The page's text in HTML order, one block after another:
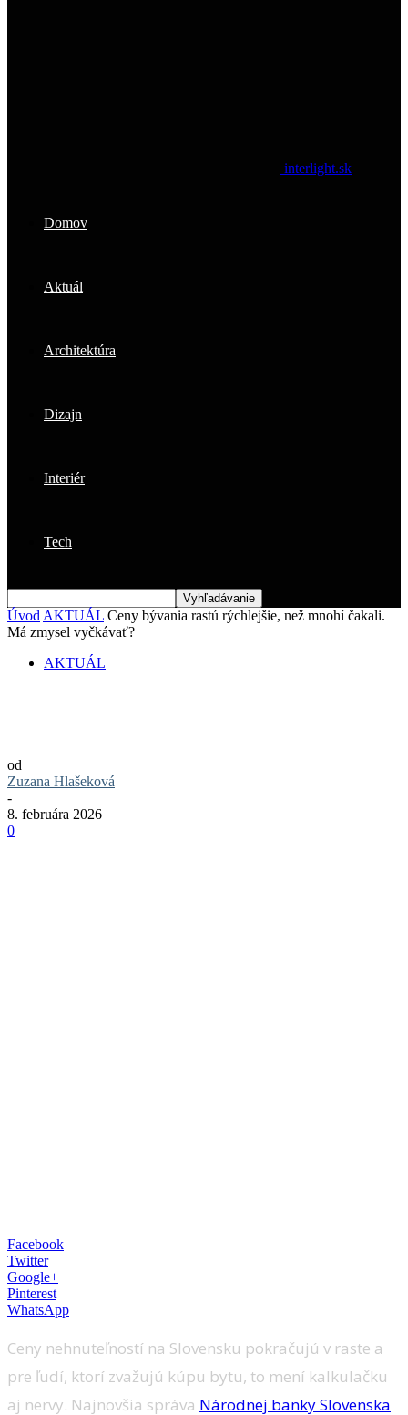
interlight.sk
Domov
Aktuál
Architektúra
Dizajn
Interiér
Tech
Úvod AKTUÁL Ceny bývania rastú rýchlejšie, než mnohí čakali.
Má zmysel vyčkávať?
AKTUÁL
od
Zuzana Hlašeková
-
8. februára 2026
0
Facebook
Twitter
Google+
Pinterest
WhatsApp
Ceny nehnuteľností na Slovensku pokračujú v raste a
pre ľudí, ktorí zvažujú kúpu bytu, to mení kalkulačku
aj nervy. Najnovšia správa Národnej banky Slovenska